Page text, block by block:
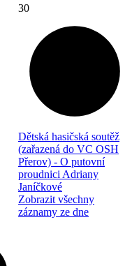
30
Dětská hasičská soutěž
(zařazená do VC OSH
Přerov) - O putovní
proudnici Adriany
Janíčkové
Zobrazit všechny
záznamy ze dne